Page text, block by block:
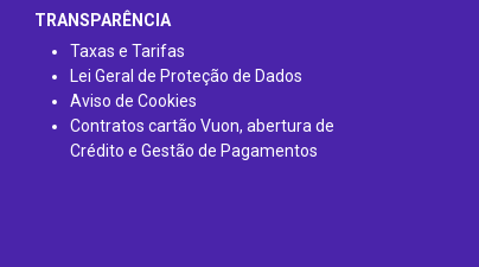
TRANSPARÊNCIA
Taxas e Tarifas
Lei Geral de Proteção de Dados
Aviso de Cookies
Contratos cartão Vuon, abertura de
Crédito e Gestão de Pagamentos